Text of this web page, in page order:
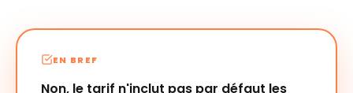
EN BREF
Non, le tarif n'inclut pas par défaut les